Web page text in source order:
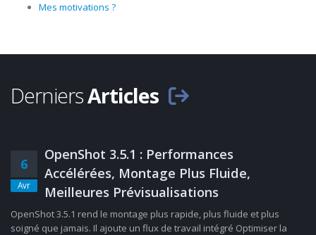
Mes motivations ?
DerniersArticles
6
Avr
OpenShot 3.5.1 : Performances
Accélérées, Montage Plus Fluide,
Meilleures Prévisualisations
OpenShot 3.5.1 rend le montage plus rapide, plus fluide et plus
soigné que jamais. Il ajoute un flux de travail intégré Optimiser la